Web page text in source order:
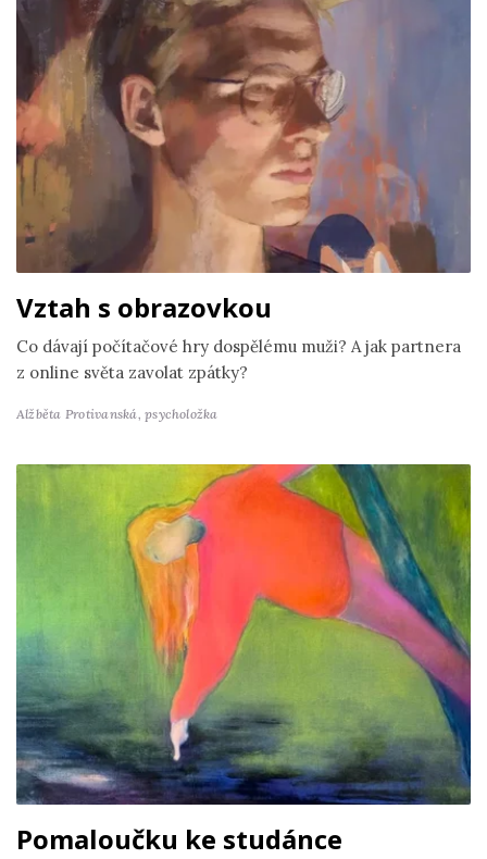
Vztah s obrazovkou
Co dávají počítačové hry dospělému muži? A jak partnera
z online světa zavolat zpátky?
Alžběta Protivanská,psycholožka
Pomaloučku ke studánce